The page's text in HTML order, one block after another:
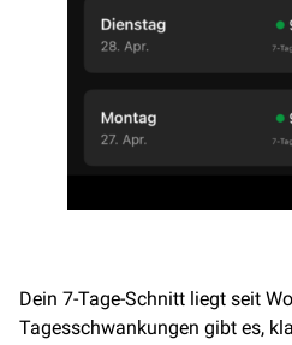
Dein 7-Tage-Schnitt liegt seit
Tagesschwankungen gibt es,